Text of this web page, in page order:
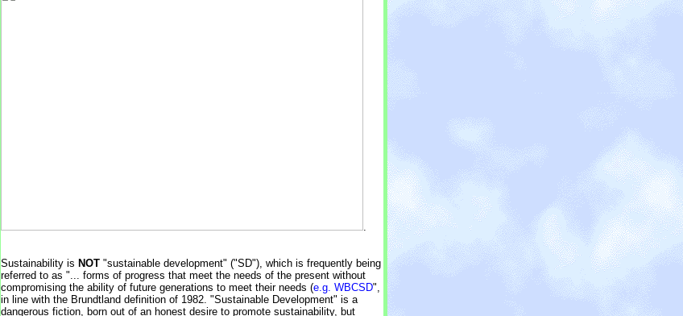
.
Sustainability is NOT "sustainable development" ("SD"), which is frequently being
referred to as "... forms of progress that meet the needs of the present without
compromising the ability of future generations to meet their needs (e.g. WBCSD",
in line with the Brundtland definition of 1982. "Sustainable Development" is a
dangerous fiction, born out of an honest desire to promote sustainability, but